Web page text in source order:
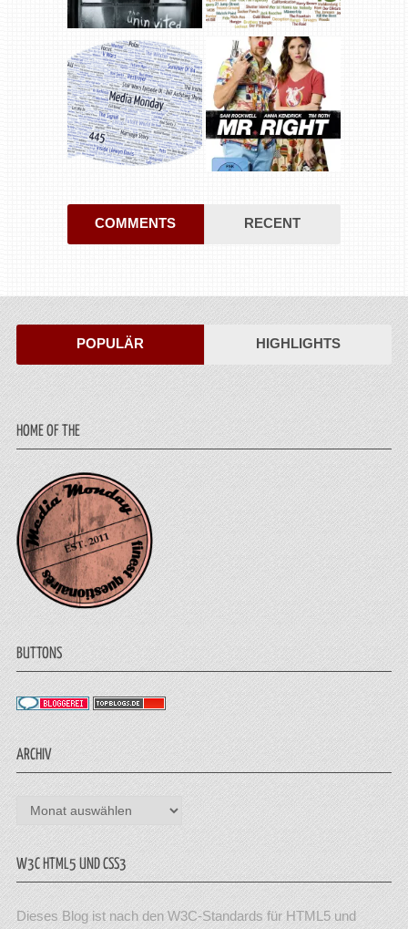
COMMENTS RECENT
POPULÄR HIGHLIGHTS
HOME OF THE
BUTTONS
ARCHIV
Archiv
W3C HTML5 UND CSS3
Dieses Blog ist nach den W3C-Standards für HTML5 und